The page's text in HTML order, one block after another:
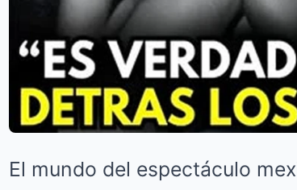
El mundo del espectáculo